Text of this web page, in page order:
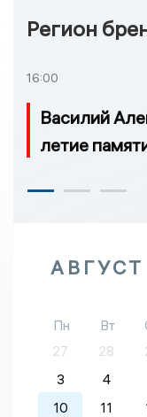
Регион
16:00
Василий
летие
АВГУСТ
Пн Вт
27
28
3
4
10
11